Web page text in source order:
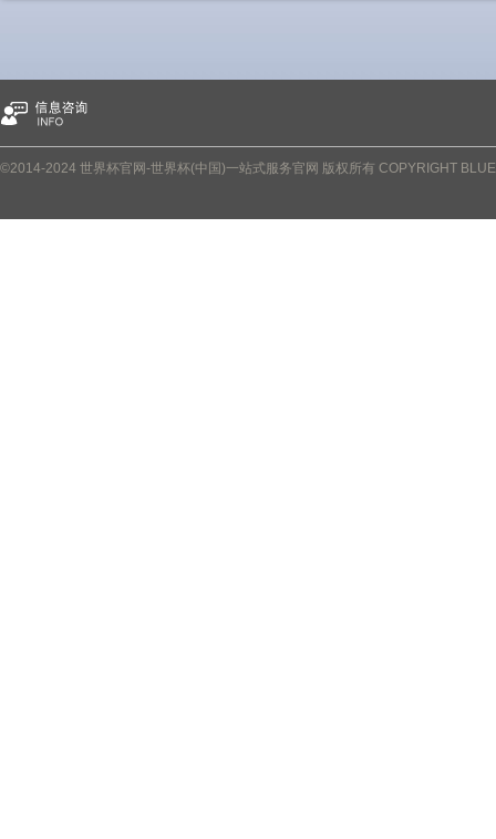
©2014-2024 世界杯官网-世界杯(中国)一站式服务官网 版权所有 COPYRIGHT